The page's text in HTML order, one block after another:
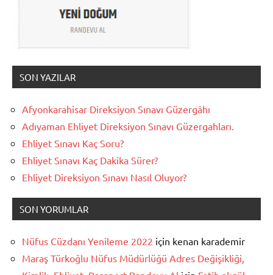
SON YAZILAR
Afyonkarahisar Direksiyon Sınavı Güzergâhı
Adıyaman Ehliyet Direksiyon Sınavı Güzergahları.
Ehliyet Sınavı Kaç Soru?
Ehliyet Sınavı Kaç Dakika Sürer?
Ehliyet Direksiyon Sınavı Nasıl Oluyor?
SON YORUMLAR
Nüfus Cüzdanı Yenileme 2022 için kenan karademir
Maraş Türkoğlu Nüfus Müdürlüğü Adres Değişikliği,